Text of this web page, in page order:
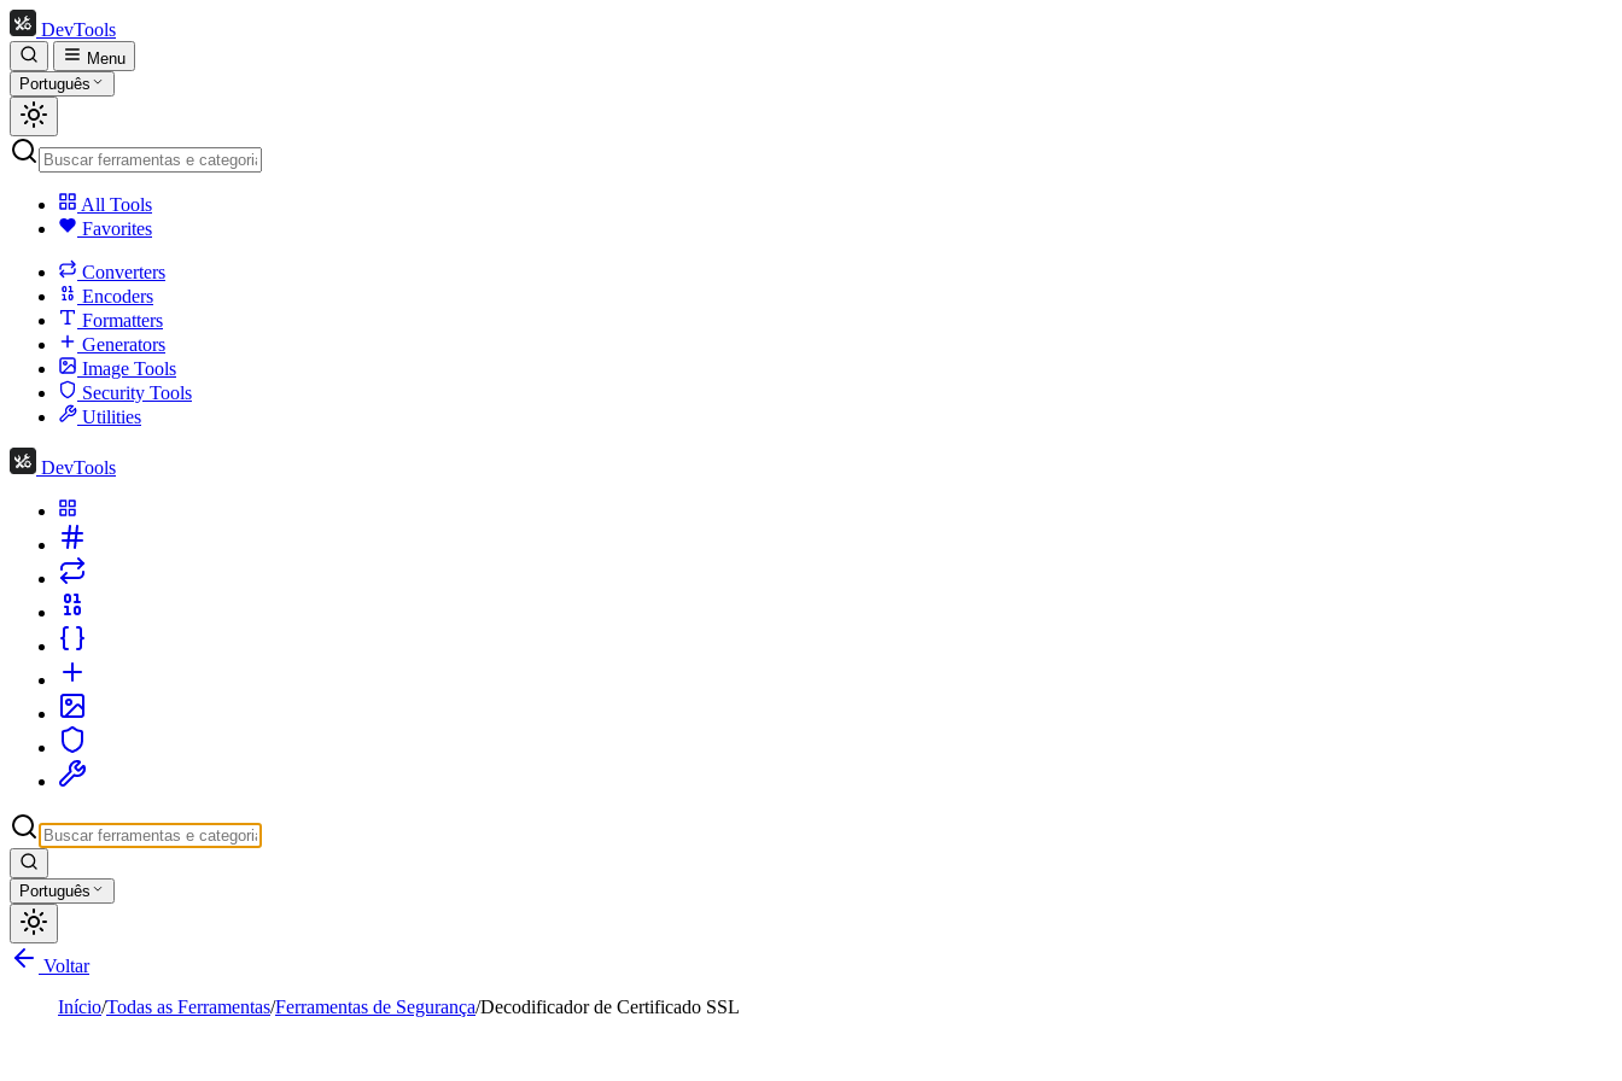
DevTools
Menu
Português
All Tools
Favorites
Converters
Encoders
Formatters
Generators
Image Tools
Security Tools
Utilities
DevTools
Português
Voltar
Início/Todas as Ferramentas/Ferramentas de Segurança/Decodificador de Certificado SSL